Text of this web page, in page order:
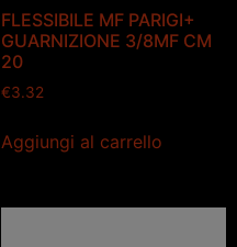
FLESSIBILE MF PARIGI+
GUARNIZIONE 3/8MF CM
20
€3.32
Aggiungi al carrello